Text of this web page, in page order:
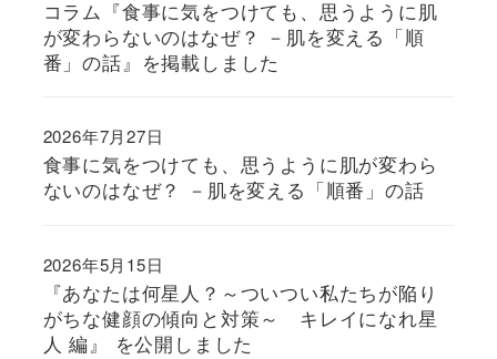
コラム『食事に気をつけても、思うように肌
が変わらないのはなぜ？ －肌を変える「順
番」の話』を掲載しました
食事に気をつけても、思うように肌が変わら
ないのはなぜ？ －肌を変える「順番」の話
2026年7月27日
『あなたは何星人？～ついつい私たちが陥り
がちな健顔の傾向と対策～ キレイになれ星
人 編』 を公開しました
2026年5月15日